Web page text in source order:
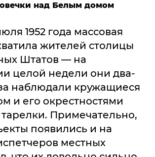
над Белым домом
1952 года массовая
жителей столицы
Штатов — на
целой недели они два-
наблюдали кружащиеся
и его окрестностями
Примечательно,
появились и на
местных